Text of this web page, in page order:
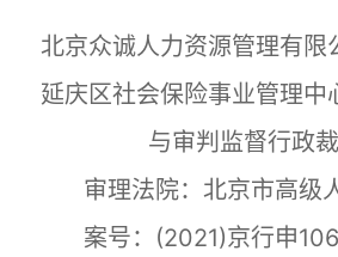
北京众诚人力资源管理有限
延庆区社会保险事业管理中
与审判监督行政
审理法院：北京市高级
案号：(2021)京行申